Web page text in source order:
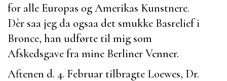
for alle Europas og Amerikas Kunstnere.
Dèr saa jeg da ogsaa det smukke Basrelief i
Bronce, han udførte til mig som
Afskedsgave fra mine Berliner Venner.
Aftenen d. 4. Februar tilbragte Loewes, Dr.